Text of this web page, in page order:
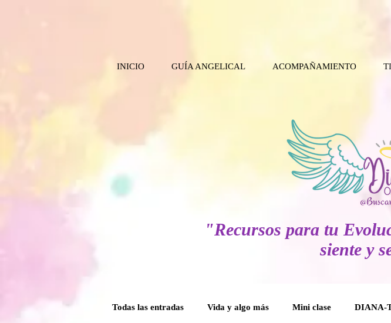
INICIO GUÍA ANGELICAL ACOMPAÑAMIENTO
"Recursos para tu
siente y
Todas las entradas Vida y algo más Mini clase DIANA-